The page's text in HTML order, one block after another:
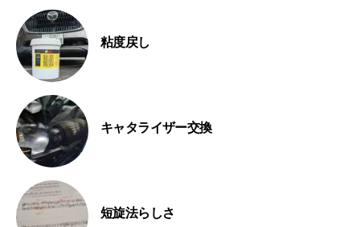
粘度戻し
キャタライザー交換
短旋法らしさ